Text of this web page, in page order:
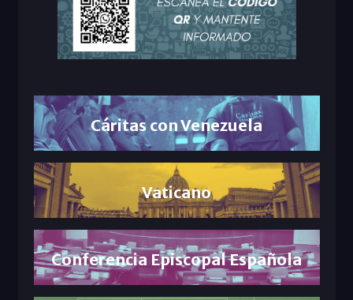
Cáritas con Venezuela
Vaticano
Conferencia Episcopal Española